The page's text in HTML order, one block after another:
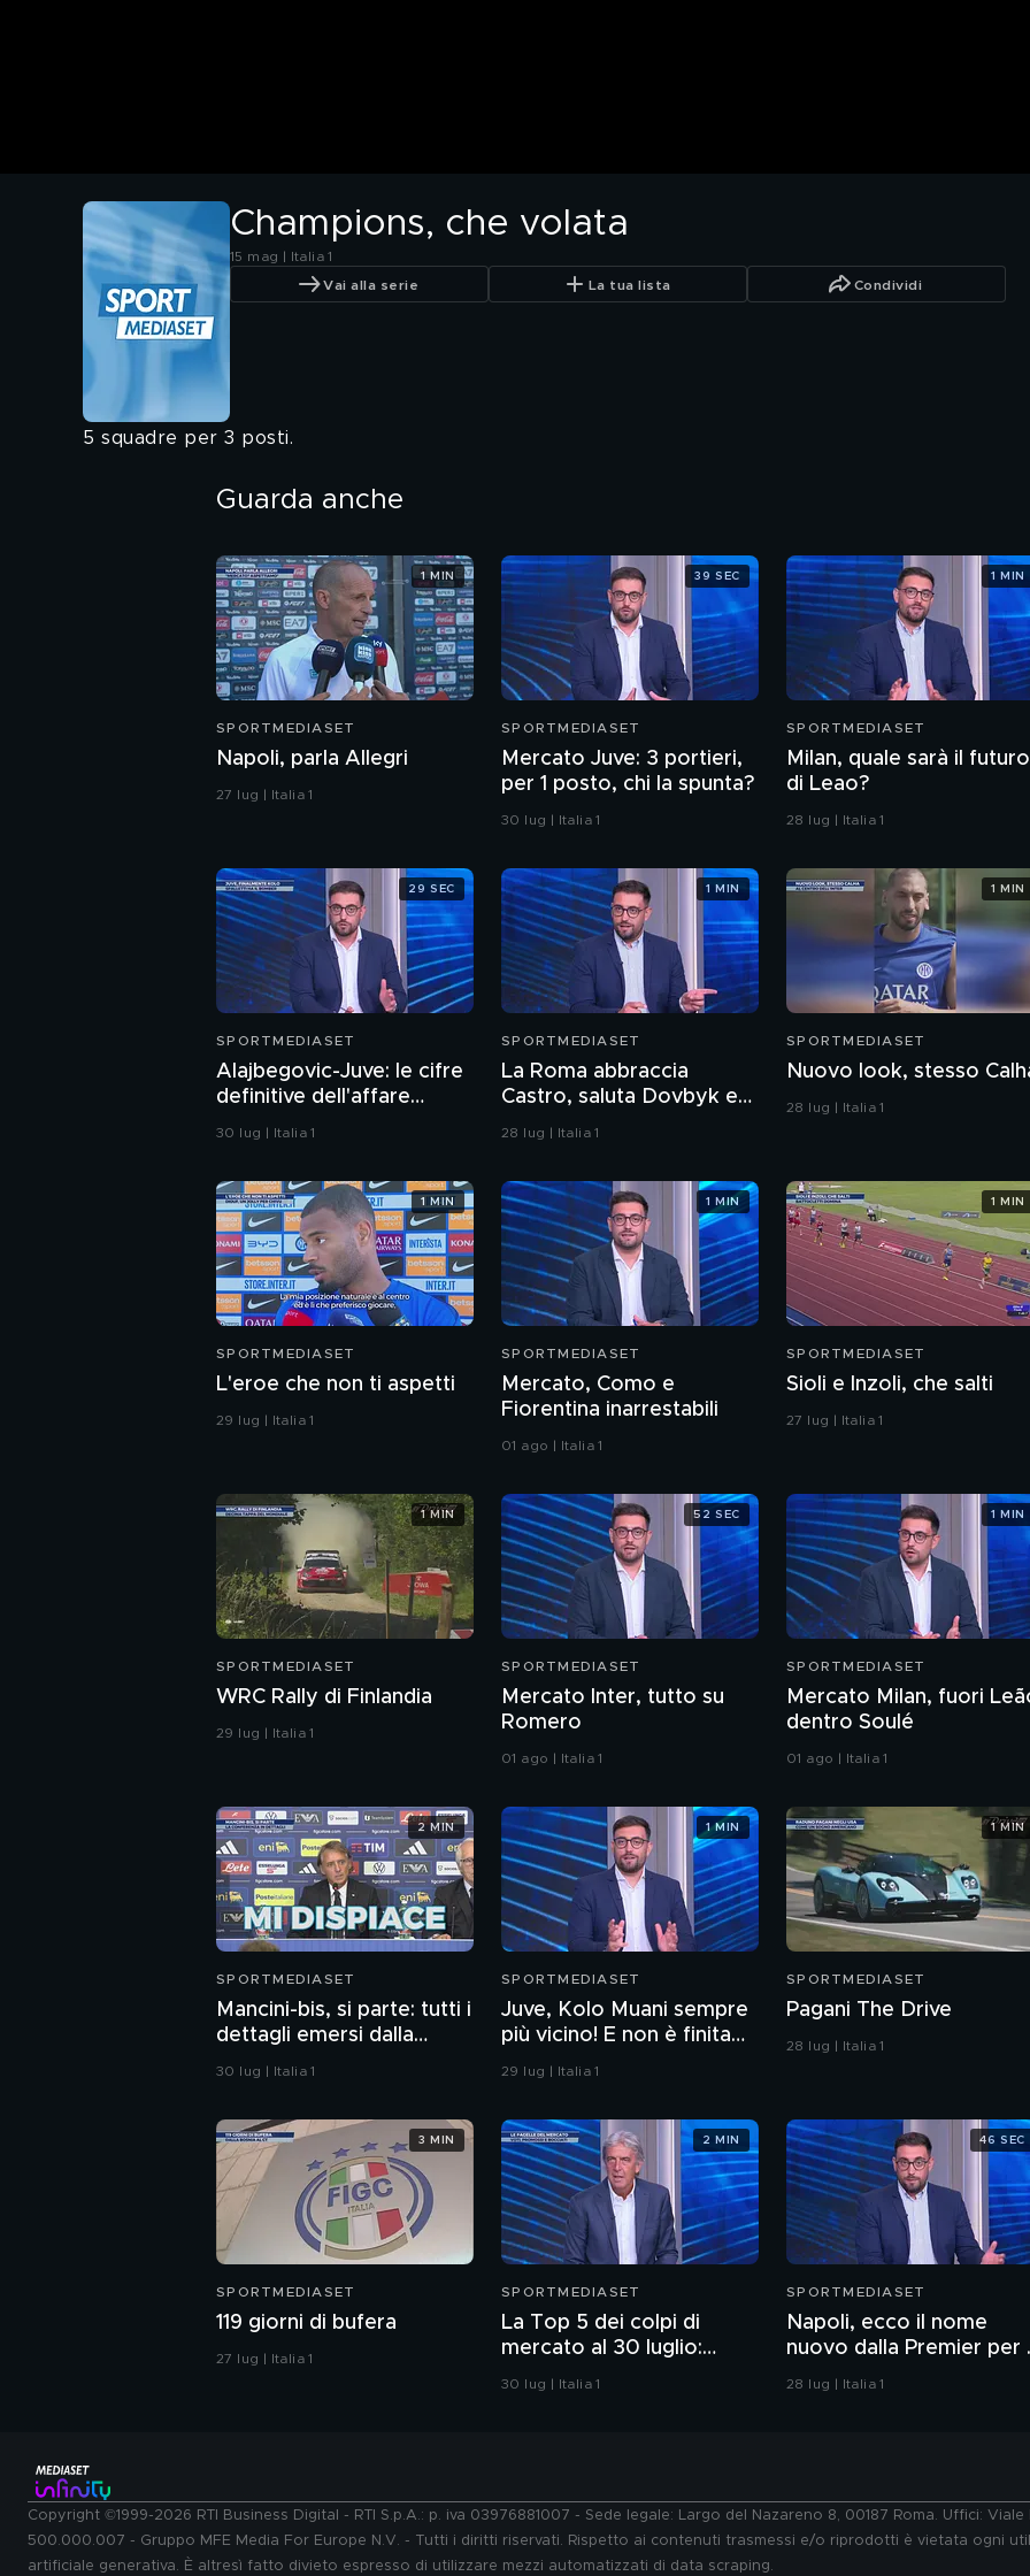
Champions, che volata
15 mag | Italia 1
Vai alla serie La tua lista Condividi
5 squadre per 3 posti.
Guarda anche
SPORTMEDIASET
Napoli, parla Allegri
27 lug | Italia 1
1 MIN
SPORTMEDIASET
Mercato Juve: 3 portieri,
per 1 posto, chi la spunta?
30 lug | Italia 1
39 SEC
SPORTMEDIASET
Milan, quale sarà il futuro
di Leao?
28 lug | Italia 1
1 MIN
SPORTMEDIASET
Alajbegovic-Juve: le cifre
definitive dell'affare
dell'estate
30 lug | Italia 1
29 SEC
SPORTMEDIASET
La Roma abbraccia
Castro, saluta Dovbyk e
punta a un nuovo
28 lug | Italia 1
1 MIN
SPORTMEDIASET
Nuovo look, stesso
28 lug | Italia 1
1 MIN
SPORTMEDIASET
L'eroe che non ti aspetti
29 lug | Italia 1
1 MIN
SPORTMEDIASET
Mercato, Como e
Fiorentina inarrestabili
01 ago | Italia 1
1 MIN
SPORTMEDIASET
Sioli e Inzoli, che salti
27 lug | Italia 1
1 MIN
SPORTMEDIASET
WRC Rally di Finlandia
29 lug | Italia 1
1 MIN
SPORTMEDIASET
Mercato Inter, tutto su
Romero
01 ago | Italia 1
52 SEC
SPORTMEDIASET
Mercato Milan, fuori
dentro Soulé
01 ago | Italia 1
1 MIN
SPORTMEDIASET
Mancini-bis, si parte: tutti i
dettagli emersi dalla
conferenza
30 lug | Italia 1
2 MIN
SPORTMEDIASET
Juve, Kolo Muani sempre
più vicino! E non è finita
29 lug | Italia 1
1 MIN
SPORTMEDIASET
Pagani The Drive
28 lug | Italia 1
1 MIN
SPORTMEDIASET
119 giorni di bufera
27 lug | Italia 1
3 MIN
SPORTMEDIASET
La Top 5 dei colpi di
mercato al 30 luglio:
Ramos o Alajbegovic al 1°
30 lug | Italia 1
2 MIN
SPORTMEDIASET
Napoli, ecco il nome
nuovo dalla Premier per
difesa
28 lug | Italia 1
46 SEC
Copyright ©1999-2026 RTI Business Digital - RTI S.p.A.: p. iva 03976881007 - Sede legale: Largo del Nazareno 8, 00187 Roma. Uffici:
500.000.007 - Gruppo MFE Media For Europe N.V. - Tutti i diritti riservati. Rispetto ai contenuti trasmessi e/o riprodotti è vietata ogni
artificiale generativa. È altresì fatto divieto espresso di utilizzare mezzi automatizzati di data scraping.